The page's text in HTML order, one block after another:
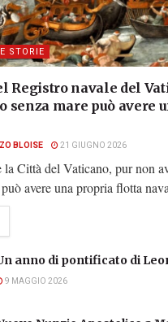
STORIE
Registro navale del
senza mare può avere
BLOISE 21 GIUGNO 2026
la Città del Vaticano, pur non
avere una propria flotta
anno di pontificato di
9 MAGGIO 2026